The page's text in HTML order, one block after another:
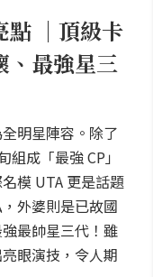
點 ｜頂級卡
、最強星三
明星陣容。除了
成「最強 CP」
模 UTA 更是話題
外婆則是已故國
最帥星三代！雖
眼演技，令人期